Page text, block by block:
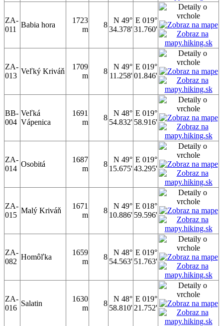
ZA-
011
Babia hora
1723
m
8
N 49°
34.378'
E 019°
31.760'
ZA-
013
Veľký Kriváň
1709
m
8
N 49°
11.258'
E 019°
01.846'
BB-
004
Veľká
Vápenica
1691
m
8
N 48°
54.832'
E 019°
58.916'
ZA-
014
Osobitá
1687
m
8
N 49°
15.675'
E 019°
43.295'
ZA-
015
Malý Kriváň
1671
m
8
N 49°
10.886'
E 018°
59.596'
ZA-
082
Homôľka
1659
m
8
N 48°
54.563'
E 019°
51.763'
ZA-
016
Salatin
1630
m
8
N 48°
58.810'
E 019°
21.752'